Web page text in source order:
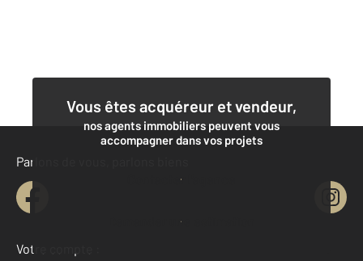
Vous êtes acquéreur et vendeur,
nos agents immobiliers peuvent vous
accompagner dans vos projets
Contacter l'agence
Demander une estimation
Parlons de vous, parlons biens
Votre compte :